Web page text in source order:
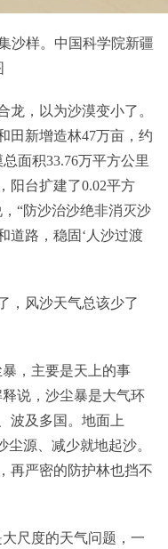
沙样。中国科学院新疆
，以为沙漠变小了。
田新增造林47万亩，约
面积33.76万平方公里
阳台扩建了0.02平方
“防沙治沙绝非消灭沙
道路，稳固‘人沙过渡
风沙天气总该少了
，主要是天上的事
说，沙尘暴是大气环
波及多国。地面上
尘源、减少就地起沙。
再严密的防护林也挡不
尺度的天气问题，一